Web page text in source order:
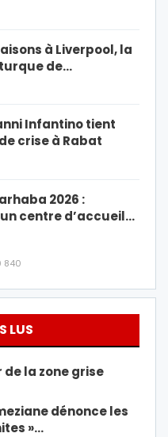
à Liverpool, la
de…
Infantino tient
crise à Rabat
2026 :
centre d’accueil…
840
LUS
la zone grise
dénonce les
»…